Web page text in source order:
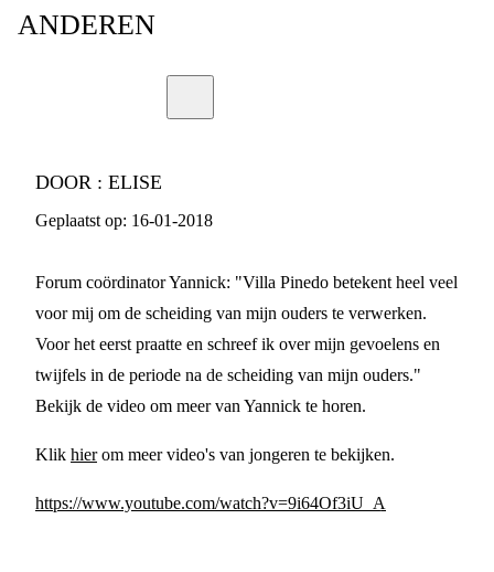
ANDEREN
DOOR : ELISE
Geplaatst op: 16-01-2018
Forum coördinator Yannick: "Villa Pinedo betekent heel veel
voor mij om de scheiding van mijn ouders te verwerken.
Voor het eerst praatte en schreef ik over mijn gevoelens en
twijfels in de periode na de scheiding van mijn ouders."
Bekijk de video om meer van Yannick te horen.
Klik hierom meer video's van jongeren te bekijken.
https://www.youtube.com/watch?v=9i64Of3iU_A